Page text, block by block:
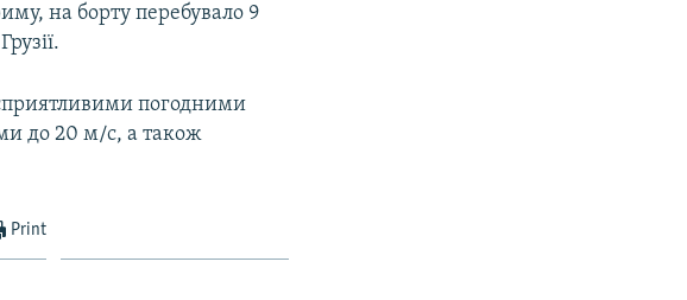
на борту перебувало 9
погодними
до 20 м/с, а також
Print